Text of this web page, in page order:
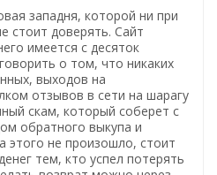
западня, которой ни при
стоит доверять. Сайт
имеется с десяток
о том, что никаких
выходов на
отзывов в сети на шарагу
скам, который соберет с
обратного выкупа и
этого не произошло, стоит
тем, кто успел потерять